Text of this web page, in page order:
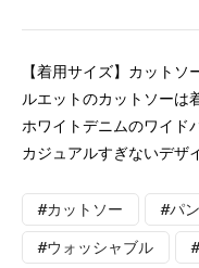
【着用サイズ】カット
ルエットのカットソーは
ホワイトデニムのワイド
カジュアルすぎないデザ
#カットソー #パ
#ウォッシャブル